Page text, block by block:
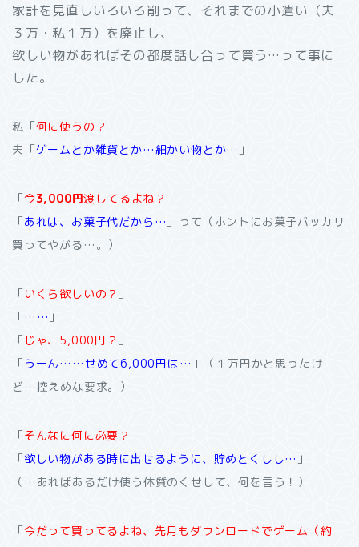
家計を見直しいろいろ削って、それまでの小遣い（夫
３万・私１万）を廃止し、
欲しい物があればその都度話し合って買う…って事に
した。
私「何に使うの？ 」
夫「ゲームとか雑貨とか…細かい物とか… 」
「今3,000円渡してるよね？ 」
「あれは、お菓子代だから… 」って（ホントにお菓子バッカリ
買ってやがる…。）
「いくら欲しいの？ 」
「…… 」
「じゃ、5,000円？ 」
「うーん……せめて6,000円は… 」（１万円かと思ったけ
ど…控えめな要求。）
「そんなに何に必要？ 」
「欲しい物がある時に出せるように、貯めとくしし… 」
（…あればあるだけ使う体質のくせして、何を言う！）
「今だって買ってるよね、先月もダウンロードでゲーム（約